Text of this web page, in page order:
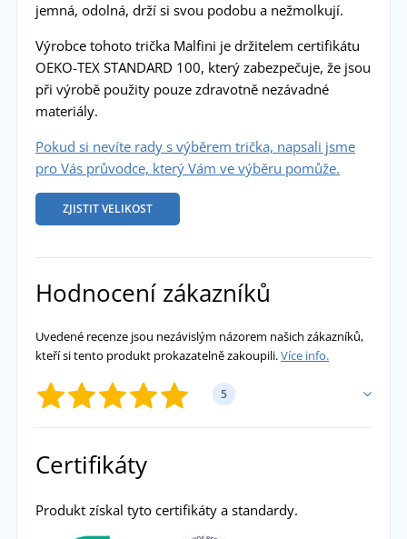
jemná, odolná, drží si svou podobu a nežmolkují.
Výrobce tohoto trička Malfini je držitelem certifikátu
OEKO-TEX STANDARD 100, který zabezpečuje, že jsou
při výrobě použity pouze zdravotně nezávadné
materiály.
Pokud si nevíte rady s výběrem trička, napsali jsme
pro Vás průvodce, který Vám ve výběru pomůže.
ZJISTIT VELIKOST
Hodnocení zákazníků
Uvedené recenze jsou nezávislým názorem našich zákazníků,
kteří si tento produkt prokazatelně zakoupili.Více info.
5
Jana Buková
Certifikáty
Produkt získal tyto certifikáty a standardy.